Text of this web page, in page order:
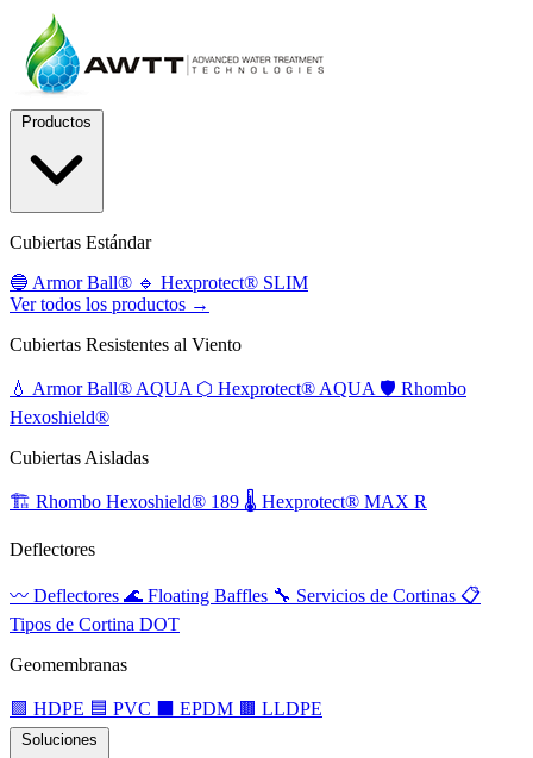
Cubiertas Estándar
🔵 Armor Ball® 🔹 Hexprotect® SLIM
Ver todos los productos →
Cubiertas Resistentes al Viento
💧 Armor Ball® AQUA ⬡ Hexprotect® AQUA 🛡️ Rhombo
Hexoshield®
Cubiertas Aisladas
🏗️ Rhombo Hexoshield® 189 🌡️ Hexprotect® MAX R
Deflectores
〰️ Deflectores 🌊 Floating Baffles 🔧 Servicios de Cortinas 📋
Tipos de Cortina DOT
Geomembranas
🟩 HDPE 🟦 PVC EPDM 🟫 LLDPE